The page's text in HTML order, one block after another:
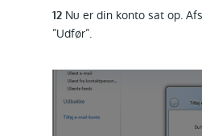
12 Nu er din konto sat op.
”Udfør”.